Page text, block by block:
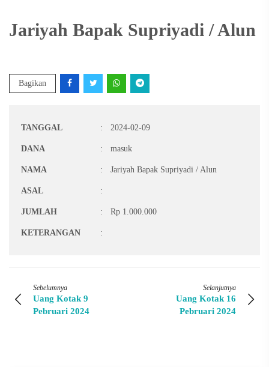
Jariyah Bapak Supriyadi / Alun
Bagikan
TANGGAL : 2024-02-09
DANA : masuk
NAMA : Jariyah Bapak Supriyadi / Alun
ASAL :
JUMLAH : Rp 1.000.000
KETERANGAN :
Sebelumnya
Uang Kotak 9
Pebruari 2024
Selanjutnya
Uang Kotak 16
Pebruari 2024